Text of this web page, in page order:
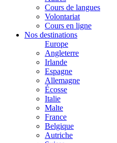
Cours de langues
Volontariat
Cours en ligne
Nos destinations
Europe
Angleterre
Irlande
Espagne
Allemagne
Écosse
Italie
Malte
France
Belgique
Autriche